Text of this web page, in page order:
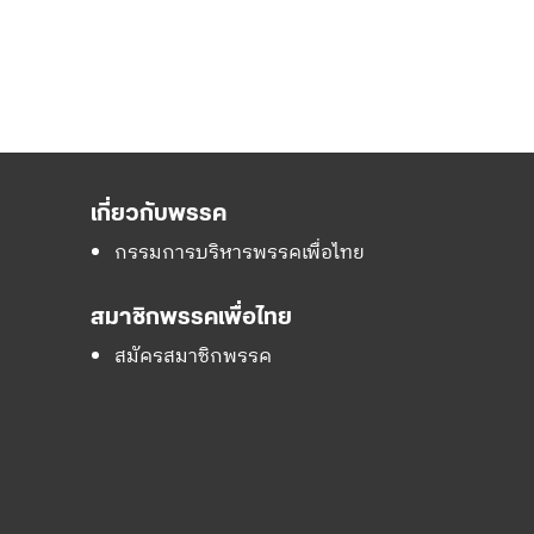
เกี่ยวกับพรรค
กรรมการบริหารพรรคเพื่อไทย
สมาชิกพรรคเพื่อไทย
สมัครสมาชิกพรรค